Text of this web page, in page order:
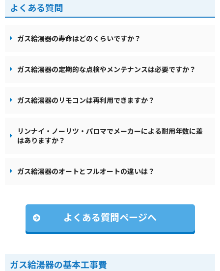
よくある質問
ガス給湯器の寿命はどのくらいですか？
ガス給湯器の定期的な点検やメンテナンスは必要ですか？
ガス給湯器のリモコンは再利用できますか？
リンナイ・ノーリツ・パロマでメーカーによる耐用年数に差
はありますか？
ガス給湯器のオートとフルオートの違いは？
よくある質問ページへ
ガス給湯器の基本工事費